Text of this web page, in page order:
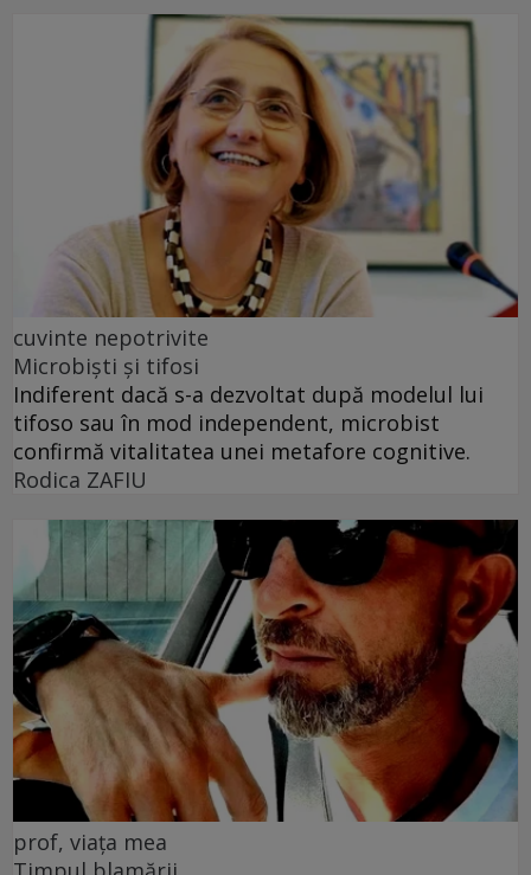
cuvinte nepotrivite
Microbiști și tifosi
Indiferent dacă s-a dezvoltat după modelul lui
tifoso sau în mod independent, microbist
confirmă vitalitatea unei metafore cognitive.
Rodica ZAFIU
prof, viața mea